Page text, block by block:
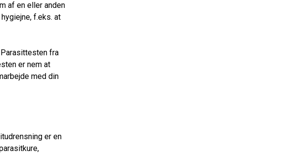
af en eller anden
f.eks. at
fra
er nem at
med din
er en